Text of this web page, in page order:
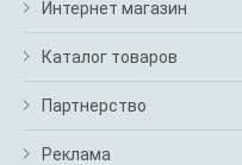
Интернет магазин
Каталог товаров
Партнерство
Реклама